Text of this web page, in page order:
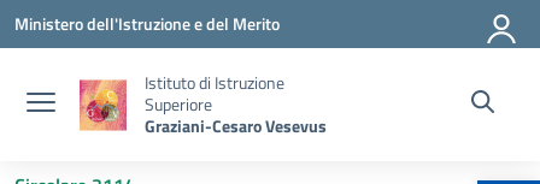
Vai ai contenuti
Vai al menu di navigazione
Vai al footer
Ministero dell'Istruzione e del Merito
Istituto di Istruzione
Superiore
Graziani-Cesaro Vesevus